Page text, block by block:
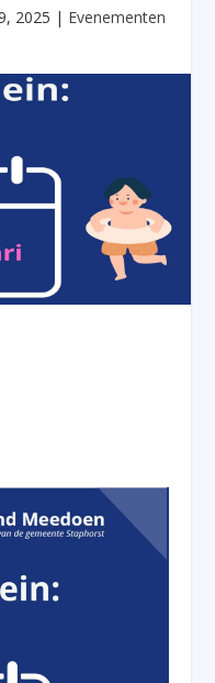
2025 | Evenementen